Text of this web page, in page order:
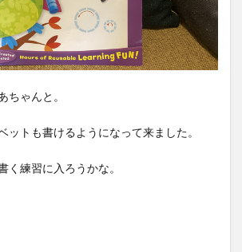
ちゃんと。
ットも書けるようになって来ました。
く練習に入ろうかな。